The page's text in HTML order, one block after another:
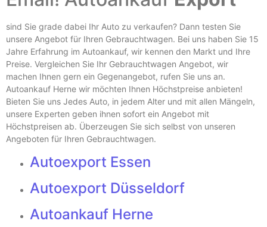
sind Sie grade dabei Ihr Auto zu verkaufen? Dann testen Sie
unsere Angebot für Ihren Gebrauchtwagen. Bei uns haben Sie 15
Jahre Erfahrung im Autoankauf, wir kennen den Markt und Ihre
Preise. Vergleichen Sie Ihr Gebrauchtwagen Angebot, wir
machen Ihnen gern ein Gegenangebot, rufen Sie uns an.
Autoankauf Herne wir möchten Ihnen Höchstpreise anbieten!
Bieten Sie uns Jedes Auto, in jedem Alter und mit allen Mängeln,
unsere Experten geben ihnen sofort ein Angebot mit
Höchstpreisen ab. Überzeugen Sie sich selbst von unseren
Angeboten für Ihren Gebrauchtwagen.
Autoexport Essen
Autoexport Düsseldorf
Autoankauf Herne